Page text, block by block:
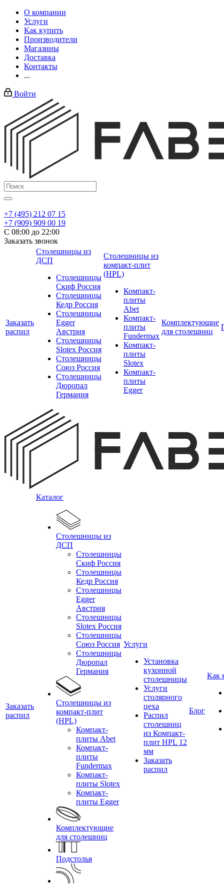
О компании
Услуги
Как купить
Производители
Магазины
Доставка
Контакты
...
Войти
+7 (495) 212 07 15
+7 (909) 909 00 19
С 08:00 до 22:00
Заказать звонок
Заказать
распил
Столешницы из
ДСП
Столешницы
Скиф Россия
Столешницы
Кедр Россия
Столешницы
Egger
Австрия
Столешницы
Slotex Россия
Столешницы
Союз Россия
Столешницы
Дюропал
Германия
Столешницы из
компакт-плит
(HPL)
Компакт-
плиты
Abet
Компакт-
плиты
Fundermax
Компакт-
плиты
Slotex
Компакт-
плиты
Egger
Комплектующие
для столешниц
Заказать
распил
Каталог
Столешницы из
ДСП
Столешницы
Скиф Россия
Столешницы
Кедр Россия
Столешницы
Egger
Австрия
Столешницы
Slotex Россия
Столешницы
Союз Россия
Столешницы
Дюропал
Германия
Столешницы из
компакт-плит
(HPL)
Компакт-
плиты Abet
Компакт-
плиты
Fundermax
Компакт-
плиты Slotex
Компакт-
плиты Egger
Комплектующие
для столешниц
Подстолья
Услуги
Установка
кухонной
столешницы
Услуги
столярного
цеха
Распил
столешниц
из Компакт-
плит HPL 12
мм
Заказать
распил
Блог
Как